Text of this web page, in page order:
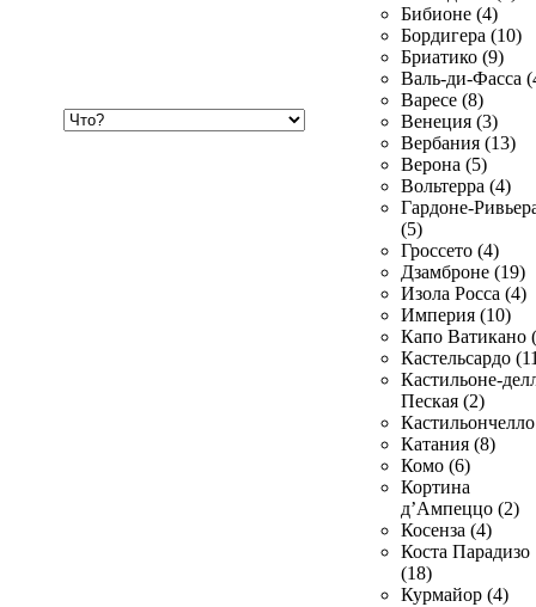
Бибионе (4)
Бордигера (10)
Бриатико (9)
Валь-ди-Фасса
Варесе (8)
Венеция (3)
Вербания (13)
Верона (5)
Вольтерра (4)
Гардоне-
(5)
Гроссето (4)
Дзамброне (19)
Изола Росса (4)
Империя (10)
Капо Ватикано
Кастельсардо
Кастильоне-
Пеская (2)
Катания (8)
Комо (6)
Кортина
д’Ампеццо (2)
Косенза (4)
Коста Парадизо
(18)
Курмайор (4)